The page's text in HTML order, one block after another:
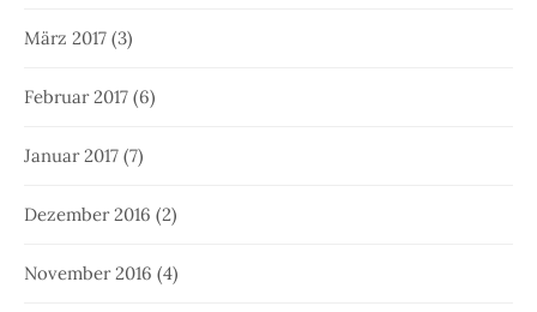
März 2017 (3)
Februar 2017 (6)
Januar 2017 (7)
Dezember 2016 (2)
November 2016 (4)